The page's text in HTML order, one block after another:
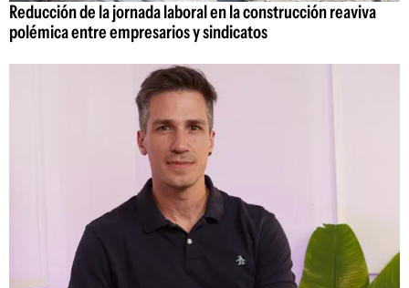
Reducción de la jornada laboral en la construcción reaviva
polémica entre empresarios y sindicatos